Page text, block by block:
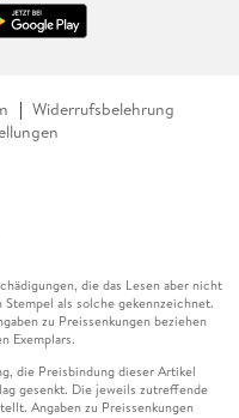
Widerrufsbelehrung
die das Lesen aber nicht
als solche gekennzeichnet.
zu Preissenkungen beziehen
Exemplars.
die Preisbindung dieser Artikel
gesenkt. Die jeweils zutreffende
Angaben zu Preissenkungen